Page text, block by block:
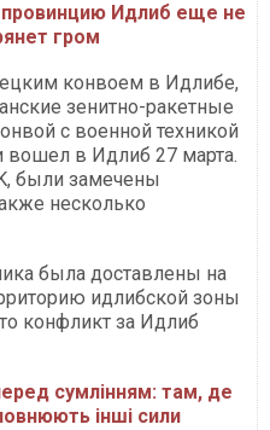
провинцию Идлиб еще не
гром
конвоем в Идлибе,
зенитно-ракетные
с военной техникой
вошел в Идлиб 27 марта.
были замечены
несколько
была доставлены на
идлибской зоны
конфликт за Идлиб
сумлінням: там, де
інші сили​​​​​​​